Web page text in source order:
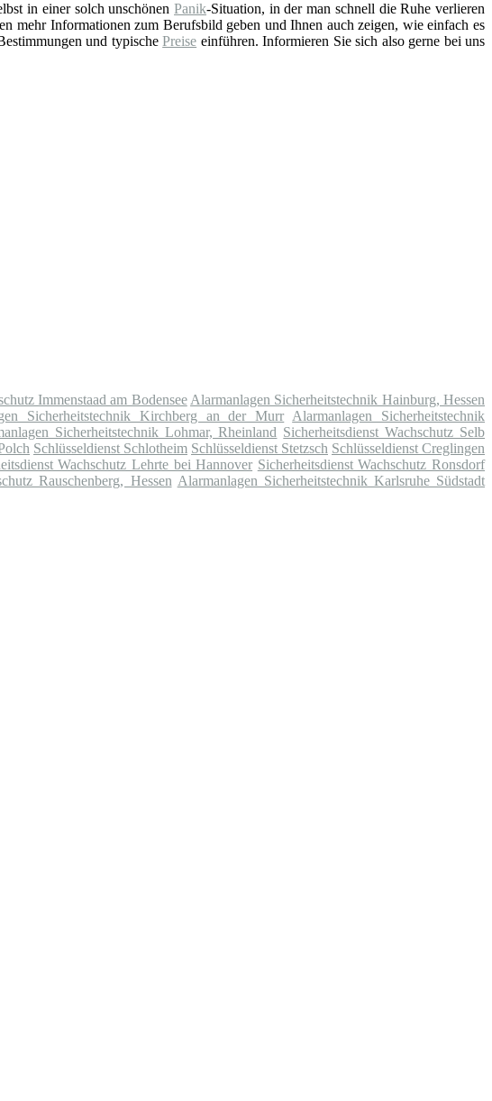
in einer solch unschönenPanik-Situation, in der man schnell die Ruhe verlieren
mehr Informationen zum Berufsbild geben und Ihnen auch zeigen, wie einfach es
und typischePreise einführen. Informieren Sie sich also gerne bei uns
Immenstaad am Bodensee Alarmanlagen Sicherheitstechnik Hainburg, Hessen
Sicherheitstechnik Kirchberg an der Murr Alarmanlagen Sicherheitstechnik
Sicherheitstechnik Lohmar, Rheinland Sicherheitsdienst Wachschutz Selb
Schlüsseldienst Schlotheim Schlüsseldienst Stetzsch Schlüsseldienst Creglingen
Wachschutz Lehrte bei Hannover Sicherheitsdienst Wachschutz Ronsdorf
Rauschenberg, Hessen Alarmanlagen Sicherheitstechnik Karlsruhe Südstadt